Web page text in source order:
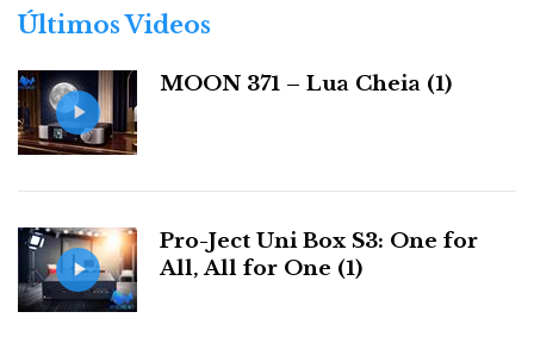
r
s
Últimos Videos
MOON 371 – Lua Cheia (1)
Pro-Ject Uni Box S3: One for
All, All for One (1)